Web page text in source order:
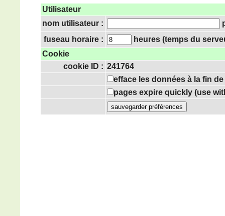
Utilisateur
nom utilisateur :
fuseau horaire :
heures (temps du
Cookie
cookie ID : 241764
efface les données à la fin
pages expire quickly (use